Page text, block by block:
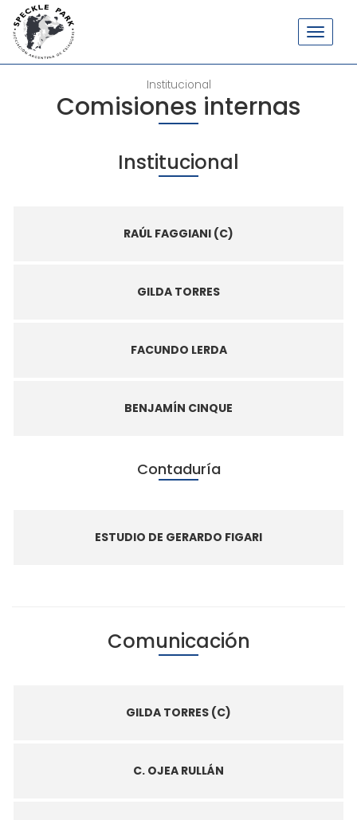
Institucional
Comisiones internas
Institucional
RAÚL FAGGIANI (C)
GILDA TORRES
FACUNDO LERDA
BENJAMÍN CINQUE
Contaduría
ESTUDIO DE GERARDO FIGARI
Comunicación
GILDA TORRES (C)
C. OJEA RULLÁN